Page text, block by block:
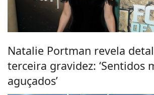
Natalie Portman revela
terceira gravidez: ‘Sentidos
aguçados’